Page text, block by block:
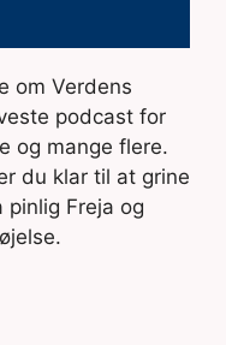
om Verdens
podcast for
og mange flere.
du klar til at grine
pinlig Freja og